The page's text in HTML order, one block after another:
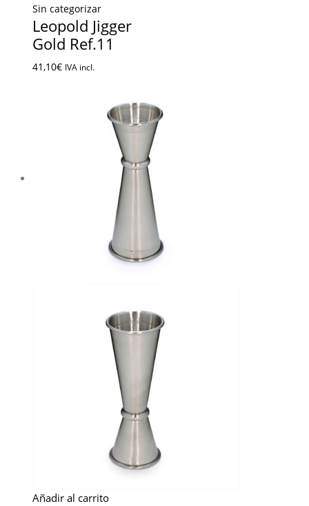
Sin categorizar
Leopold Jigger
Gold Ref.11
41,10€ IVA incl.
Añadir al carrito